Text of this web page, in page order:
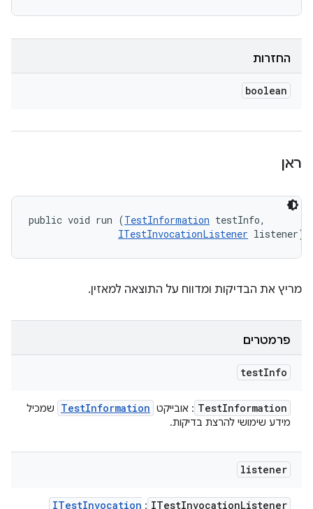
החזרות
boolean
ראן
public void run (TestInformation testInfo,
ITestInvocationListener listener)
מריץ את הבדיקות ומדווח על התוצאה למאזין.
פרמטרים
testInfo
TestInformation : אובייקט TestInformation
שמכיל
מידע שימושי להרצת בדיקות.
listener
ITestInvocationListener
:
ITestInvocation